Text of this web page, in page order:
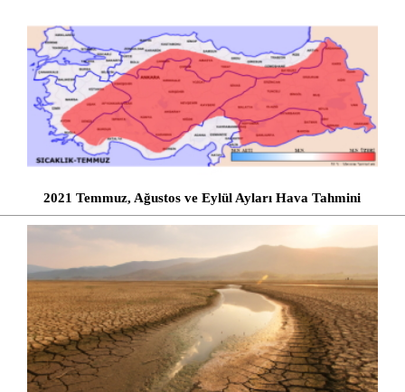
2021 Temmuz, Ağustos ve Eylül Ayları Hava Tahmini